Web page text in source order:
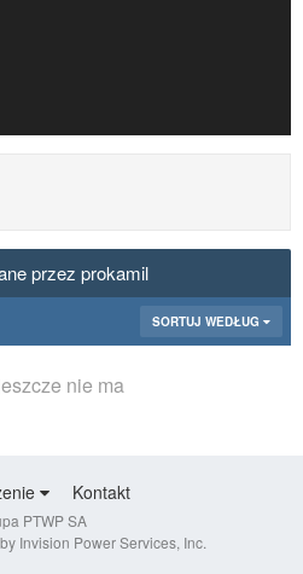
przez prokamil
SORTUJ WEDŁUG
nie ma
Kontakt
PTWP SA
Invision Power Services, Inc.